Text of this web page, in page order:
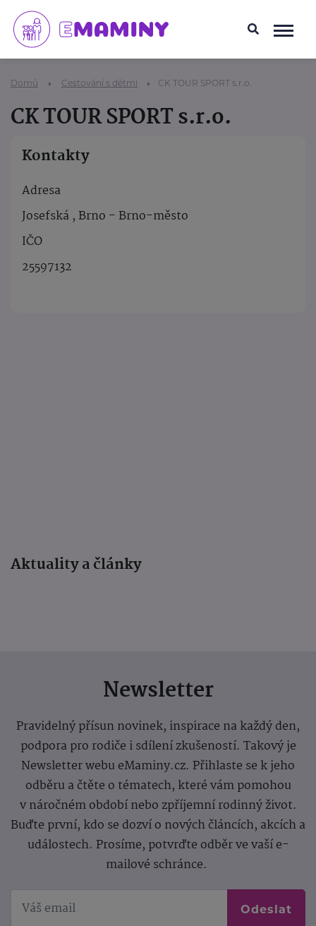
Domů Cestování s dětmi CK TOUR SPORT s.r.o.
CK TOUR SPORT s.r.o.
Kontakty
Adresa
Josefská , Brno - Brno-město
IČO
25597132
Aktuality a články
Newsletter
Pravidelný přísun novinek, inspirace na každý den,
podpora pro rodiče i sdílení zkušeností. Takový je
Newsletter webu eMaminy.cz. Přihlaste se k jeho
odběru a čtěte o tématech, které vám pomohou
v náročném období nebo zpříjemní rodinný život.
Buďte první, kdo se dozví o nových článcích, akcích a
událostech. Prosíme, potvrďte odběr ve vaší e-
mailové schránce.
Odeslat